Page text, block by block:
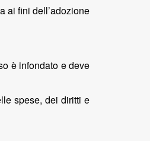
ai fini dell’adozione
è infondato e deve
spese, dei diritti e